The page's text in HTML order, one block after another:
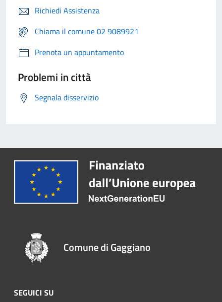
Richiedi Assistenza
Chiama il comune 02 9089921
Prenota un appuntamento
Problemi in città
Segnala disservizio
Comune di Gaggiano
SEGUICI SU